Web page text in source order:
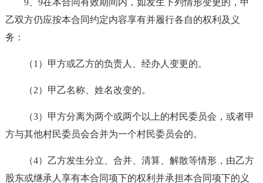
9、9在本合同有效期间内，如发生下列情形变更的，甲
乙双方仍应按本合同约定内容享有并履行各自的权利及义
务：
（1）甲方或乙方的负责人、经办人变更的。
（2）甲乙名称、姓名改变的。
（3）甲方分离为两个或两个以上的村民委员会，或者甲
方与其他村民委员会合并为一个村民委员会的。
（4）乙方发生分立、合并、清算、解散等情形，由乙方
股东或继承人享有本合同项下的权利并承担本合同项下的义